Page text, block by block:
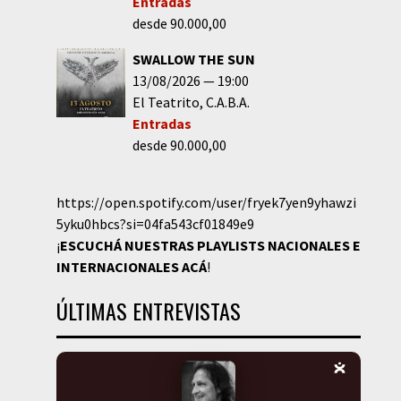
desde 90.000,00
SWALLOW THE SUN
13/08/2026
19:00
El Teatrito C.A.B.A.
Entradas
desde 90.000,00
https://open.spotify.com/user/fryek7yen9yhawzi
5yku0hbcs?si=04fa543cf01849e9
¡ESCUCHÁ NUESTRAS PLAYLISTS NACIONALES E
INTERNACIONALESACÁ!
ÚLTIMAS ENTREVISTAS